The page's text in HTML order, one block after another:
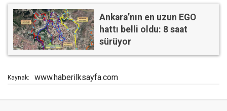
Ankara’nın en uzun EGO
hattı belli oldu: 8 saat
sürüyor
Kaynak: www.haberilksayfa.com